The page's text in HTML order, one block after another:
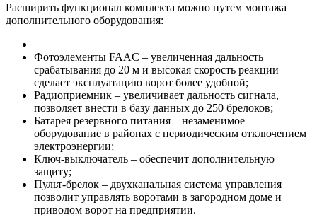
Расширить функционал комплекта можно путем монтажа
дополнительного оборудования:
Фотоэлементы FAAC – увеличенная дальность
срабатывания до 20 м и высокая скорость реакции
сделает эксплуатацию ворот более удобной;
Радиоприемник – увеличивает дальность сигнала,
позволяет внести в базу данных до 250 брелоков;
Батарея резервного питания – незаменимое
оборудование в районах с периодическим отключением
электроэнергии;
Ключ-выключатель – обеспечит дополнительную
защиту;
Пульт-брелок – двухканальная система управления
позволит управлять воротами в загородном доме и
приводом ворот на предприятии.